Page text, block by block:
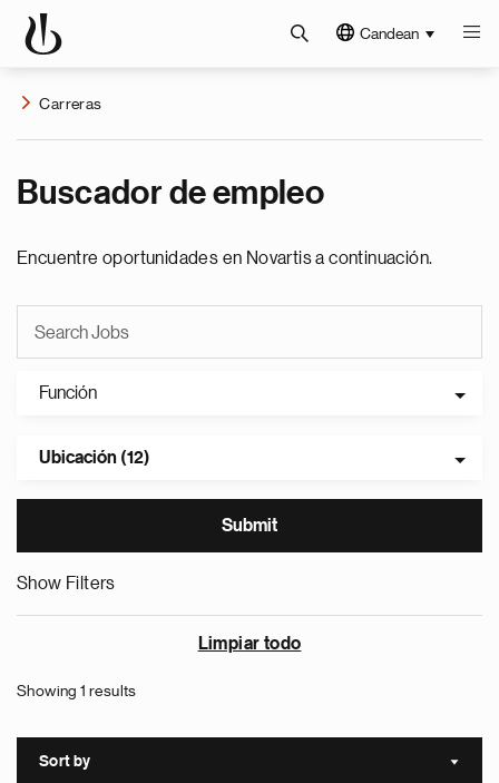
Candean
Carreras
Buscador de empleo
Encuentre oportunidades en Novartis a continuación.
Función
Ubicación (12)
Show Filters
Limpiar todo
Showing 1 results
Sort by Sort